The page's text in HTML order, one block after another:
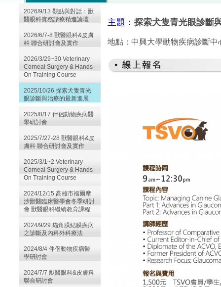
2026/9/13 觀點與對話：獸
醫眼科實務診療精進論壇
2026/6/7-8 獸醫眼科&皮膚
科 聯合研討會及實作
2026/3/29~30 Veterinary
Corneal Surgery & Hands-
On Training Course
2025/10/26 探索犬隻青光
眼診斷與治療的最新進展
2025/8/17 伴侶動物疾病醫
學研討會
2025/7/27-28 獸醫眼科&皮
膚科 聯合研討會及實作
2025/3/1~2 Veterinary
Corneal Surgery & Hands-
On Training Course
2024/12/15 高雄市福爾摩
沙獸醫臨床醫學會冬季研討
會 獸醫眼科繼續教育課程
2024/9/29 貓角膜結膜疾病
之診斷及內科外科療法
2024/8/4 伴侶動物疾病醫
學研討會
2024/7/7 獸醫眼科&皮膚科
聯合研討會
主題： 探索犬隻青光眼診斷
地點： 中興大學動物疾病診斷中